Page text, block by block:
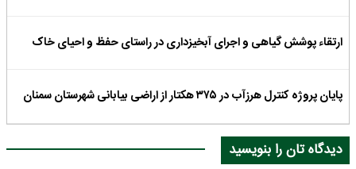
ارتقاء پوشش گیاهی و اجرای آبخیزداری در راستای حفظ و احیای خاک
پایان پروژه کنترل هرزآب در ۳۷۵ هکتار از اراضی بیابانی شهرستان سمنان
دیدگاه تان را بنویسید